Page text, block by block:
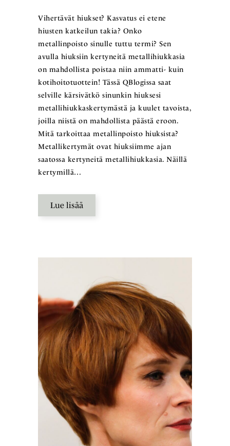
Vihertävät hiukset? Kasvatus ei etene
hiusten katkeilun takia? Onko
metallinpoisto sinulle tuttu termi? Sen
avulla hiuksiin kertyneitä metallihiukkasia
on mahdollista poistaa niin ammatti- kuin
kotihoitotuottein! Tässä QBlogissa saat
selville kärsivätkö sinunkin hiuksesi
metallihiukkaskertymästä ja kuulet tavoista,
joilla niistä on mahdollista päästä eroon.
Mitä tarkoittaa metallinpoisto hiuksista?
Metallikertymät ovat hiuksiimme ajan
saatossa kertyneitä metallihiukkasia. Näillä
kertymillä…
Lue lisää